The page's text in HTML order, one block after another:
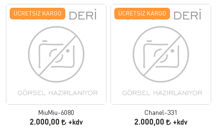
ÜCRETSIZ KARGO
MiuMiu-6080
2.000,00 +kdv
ÜCRETSIZ KARGO
Chanel-331
2.000,00 +kdv